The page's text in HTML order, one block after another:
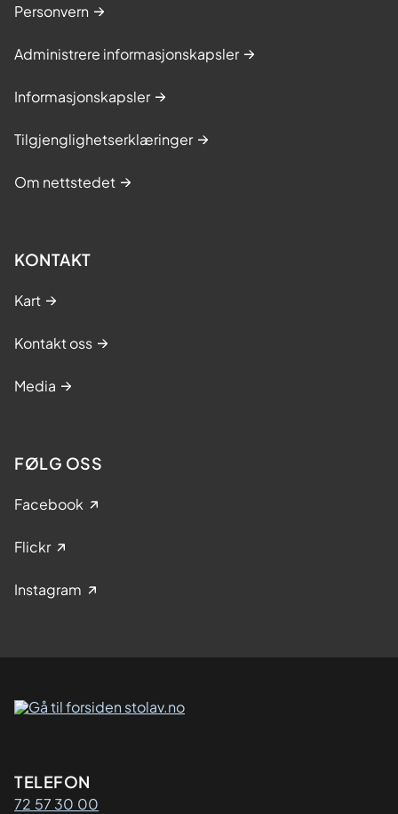
Personvern
Administrere informasjonskapsler
Informasjonskapsler
Tilgjenglighetserklæringer
Om nettstedet
KONTAKT
Kart
Kontakt oss
Media
FØLG OSS
Facebook
Flickr
Instagram
Kontaktinformasjon
TELEFON
72 57 30 00